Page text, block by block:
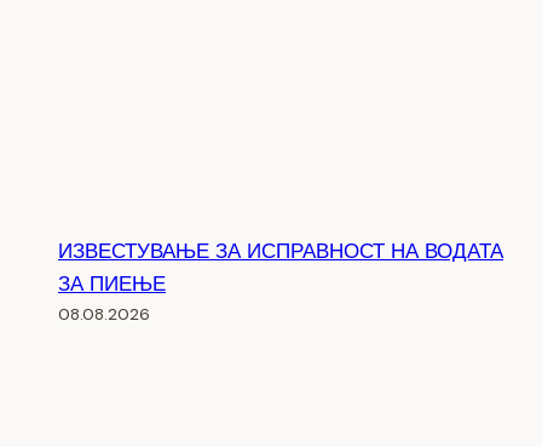
ИЗВЕСТУВАЊЕ ЗА ИСПРАВНОСТ НА ВОДАТА
ЗА ПИЕЊЕ
08.08.2026